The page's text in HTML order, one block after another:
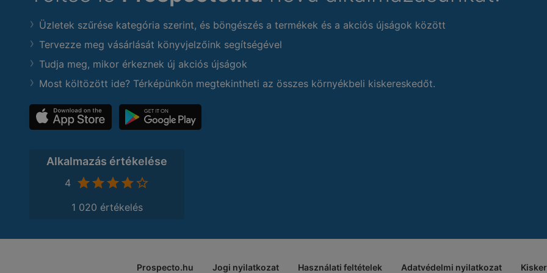
Üzletek szűrése kategória szerint, és böngészés a termékek és a akciós újságok között
Tervezze meg vásárlását könyvjelzőink segítségével
Tudja meg, mikor érkeznek új akciós újságok
Most költözött ide? Térképünkön megtekintheti az összes környékbeli kiskereskedőt.
Alkalmazás értékelése
4
1 020 értékelés
Prospecto.hu Jogi nyilatkozat Használati feltételek Adatvédelmi nyilatkozat